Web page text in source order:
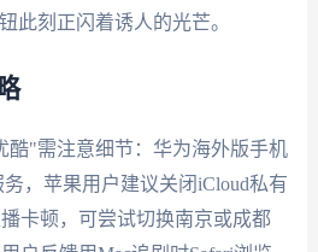
此刻正闪着诱人的光芒。
酷"需注意细节：华为海外版手机
，苹果用户建议关闭iCloud私有
卡顿，可尝试切换南京或成都